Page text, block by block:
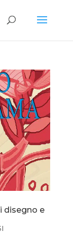
disegno e